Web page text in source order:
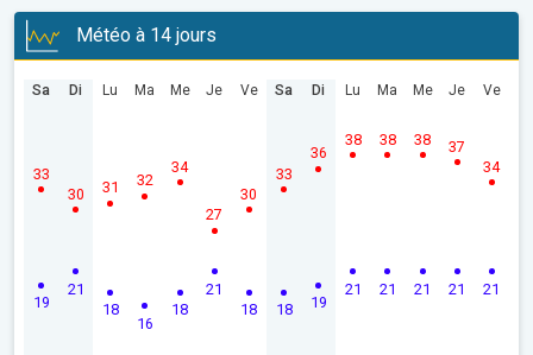
Météo à 14 jours
Sa
19
33
Di
21
30
Lu
18
31
Ma
16
32
Me
18
34
Je
21
27
Ve
18
30
Sa
18
33
Di
19
36
Lu
21
38
Ma
21
38
Me
21
38
Je
21
37
Ve
21
34